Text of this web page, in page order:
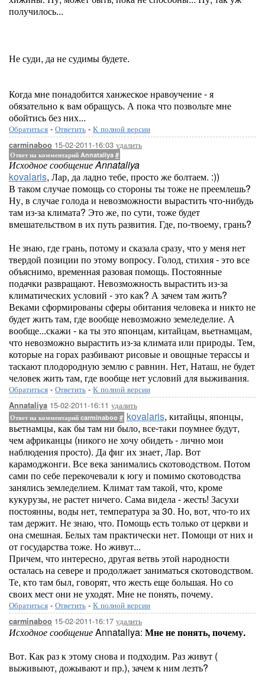
получилось...
Не суди, да не судимы будете.
Когда мне понадобится ханжеское нравоучение - я
обязательно к вам обращусь. А пока что позвольте мне
обойтись без них...
Обратиться - Ответить - К полной версии
carminaboo 15-02-2011-16:03 удалить
Ответ на комментарий Annataliya #
Исходное сообщение Annataliya
kovalaris, Лар, да ладно тебе, просто же болтаем. :))
В таком случае помощь со стороны ты тоже не преемлешь?
Ну, в случае голода и невозможности вырастить что-нибудь
там из-за климата? Это же, по сути, тоже будет
вмешательством в их путь развития. Где, по-твоему, грань?
Не знаю, где грань, потому и сказала сразу, что у меня нет
твердой позиции по этому вопросу. Голод, стихия - это все
объяснимо, временная разовая помощь. Постоянные
подачки развращают. Невозможность вырастить из-за
климатических условий - это как? А зачем там жить?
Веками сформированы сферы обитания человека и никто не
будет жить там, где вообще невозможно земеледелие. А
вообще...скажи - ка ты это японцам, китайцам, вьетнамцам,
что невозможно вырастить из-за климата или природы. Тем,
которые на горах разбивают рисовые и овощные терассы и
таскают плодородную землю с равнин. Нет, Наташ, не будет
человек жить там, где вообще нет условий для выживания.
Обратиться - Ответить - К полной версии
Annataliya 15-02-2011-16:11 удалить
Ответ на комментарий carminaboo # kovalaris, китайцы, японцы,
вьетнамцы, как бы там ни было, все-таки поумнее будут,
чем африканцы (никого не хочу обидеть - лично мои
наблюдения просто). Да фиг их знает, Лар. Вот
карамоджонги. Все века занимались скотоводством. Потом
сами по себе перекочевали к югу и помимо скотоводства
занялись земледелием. Климат там такой, что, кроме
кукурузы, не растет ничего. Сама видела - жесть! Засухи
постоянны, воды нет, температура за 30. Но, вот, что-то их
там держит. Не знаю, что. Помощь есть только от церкви и
она смешная. Белых там практически нет. Помощи от них и
от государства тоже. Но живут...
Причем, что интересно, другая ветвь этой народности
осталась на севере и продолжает заниматься скотоводством.
Те, кто там был, говорят, что жесть еще большая. Но со
своих мест они не уходят. Мне не понять, почему.
Обратиться - Ответить - К полной версии
carminaboo 15-02-2011-16:17 удалить
Исходное сообщениеAnnataliya: Мне не понять, почему.
Вот. Как раз к этому снова и подходим. Раз живут (
выживыют, дожывают и пр.), зачем к ним лезть?